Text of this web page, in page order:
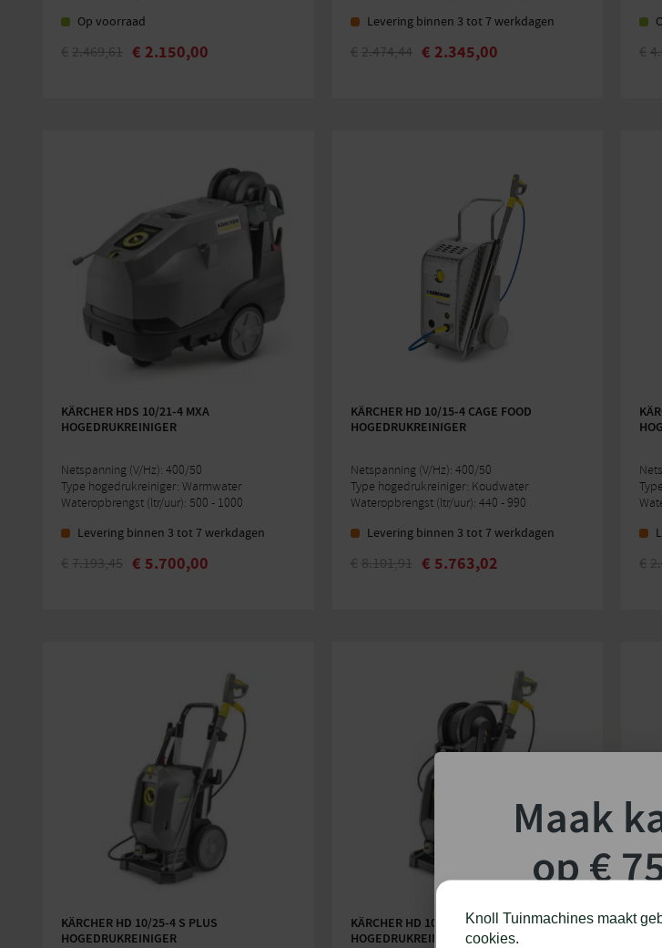
Op voorraad
€ 2.469,61 € 2.150,00
Levering binnen 3 tot 7 werkdagen
€ 2.474,44 € 2.345,00 €
KÄRCHER HDS 10/21-4 MXA
HOGEDRUKREINIGER
Netspanning (V/Hz): 400/50
Type hogedrukreiniger: Warmwater
Wateropbrengst (ltr/uur): 500 - 1000
Levering binnen 3 tot 7 werkdagen
€ 7.193,45 € 5.700,00
KÄRCHER HD 10/15-4 CAGE FOOD
HOGEDRUKREINIGER
Netspanning (V/Hz): 400/50
Type hogedrukreiniger: Koudwater
Wateropbrengst (ltr/uur): 440 - 990
Levering binnen 3 tot 7 werkdagen
€ 8.101,91 € 5.763,02 €
KÄRCHER HD 10/25-4 S PLUS
HOGEDRUKREINIGER
KÄRCHER HD 10/25-4 SXA PLUS
HOGEDRUKREINIGER
Knoll Tuinmachines maakt
cookies.
Maak
op €